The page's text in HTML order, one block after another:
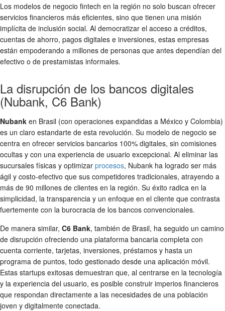
Los modelos de negocio fintech en la región no solo buscan ofrecer
servicios financieros más eficientes, sino que tienen una misión
implícita de inclusión social. Al democratizar el acceso a créditos,
cuentas de ahorro, pagos digitales e inversiones, estas empresas
están empoderando a millones de personas que antes dependían del
efectivo o de prestamistas informales.
La disrupción de los bancos digitales
(Nubank, C6 Bank)
Nubank en Brasil (con operaciones expandidas a México y Colombia)
es un claro estandarte de esta revolución. Su modelo de negocio se
centra en ofrecer servicios bancarios 100% digitales, sin comisiones
ocultas y con una experiencia de usuario excepcional. Al eliminar las
sucursales físicas y optimizar procesos, Nubank ha logrado ser más
ágil y costo-efectivo que sus competidores tradicionales, atrayendo a
más de 90 millones de clientes en la región. Su éxito radica en la
simplicidad, la transparencia y un enfoque en el cliente que contrasta
fuertemente con la burocracia de los bancos convencionales.
De manera similar, C6 Bank, también de Brasil, ha seguido un camino
de disrupción ofreciendo una plataforma bancaria completa con
cuenta corriente, tarjetas, inversiones, préstamos y hasta un
programa de puntos, todo gestionado desde una aplicación móvil.
Estas startups exitosas demuestran que, al centrarse en la tecnología
y la experiencia del usuario, es posible construir imperios financieros
que respondan directamente a las necesidades de una población
joven y digitalmente conectada.